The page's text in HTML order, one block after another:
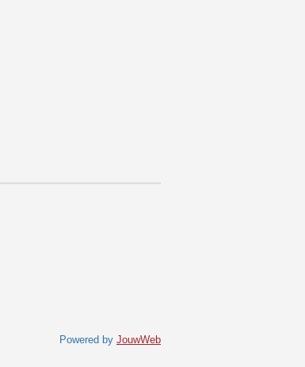
Powered by JouwWeb